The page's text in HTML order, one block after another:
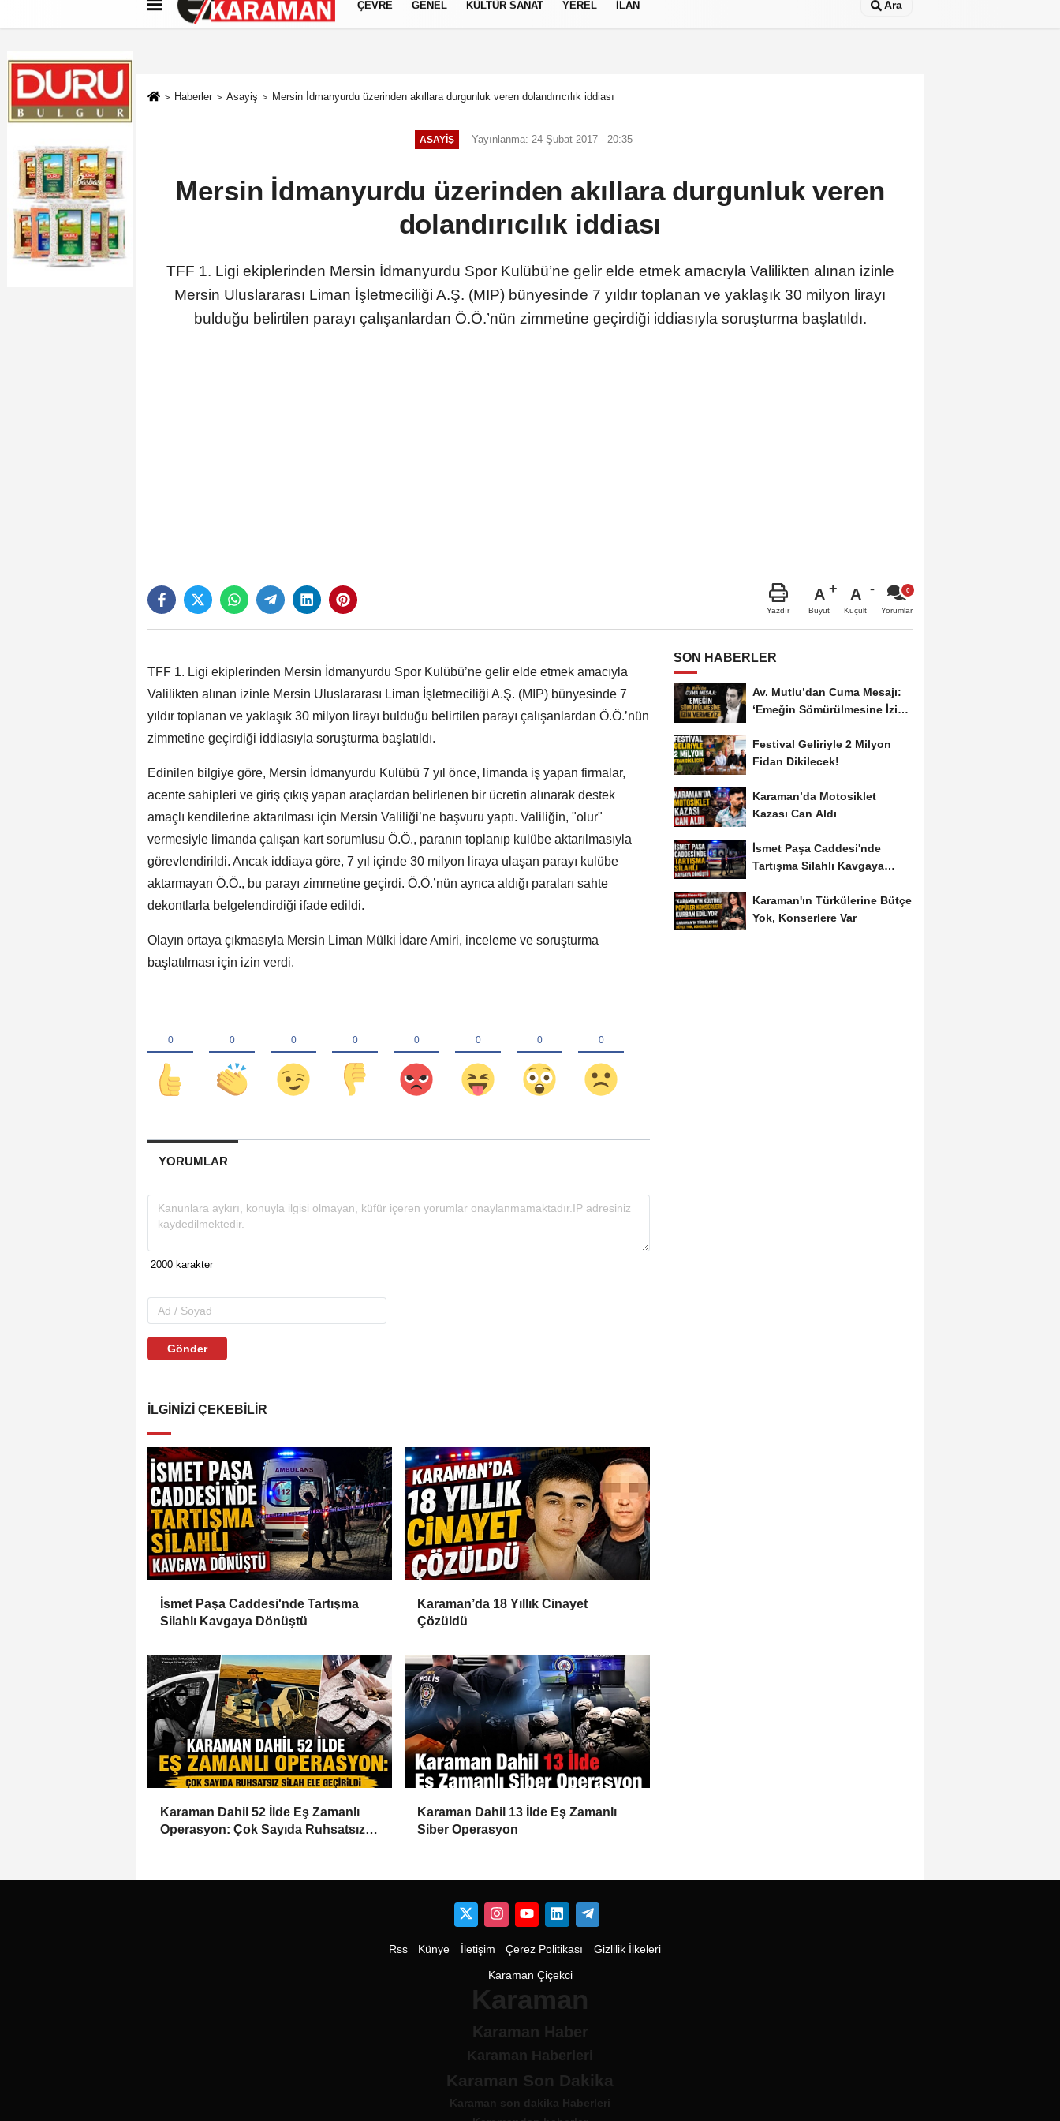
Künye İletişim Çerez Politikası Gizlilik İlkeleri
ÇEVRE GENEL KÜLTÜR SANAT YEREL İLAN Ara
Haberler Asayiş Mersin İdmanyurdu üzerinden akıllara durgunluk veren dolandırıcılık iddiası
ASAYIŞ Yayınlanma: 24 Şubat 2017 - 20:35
Mersin İdmanyurdu üzerinden akıllara durgunluk veren
dolandırıcılık iddiası
TFF 1. Ligi ekiplerinden Mersin İdmanyurdu Spor Kulübü’ne gelir elde etmek amacıyla Valilikten alınan izinle
Mersin Uluslararası Liman İşletmeciliği A.Ş. (MIP) bünyesinde 7 yıldır toplanan ve yaklaşık 30 milyon lirayı
bulduğu belirtilen parayı çalışanlardan Ö.Ö.’nün zimmetine geçirdiği iddiasıyla soruşturma başlatıldı.
Yazdır
A
Büyüt
A
Küçült Yorumlar
TFF 1. Ligi ekiplerinden Mersin İdmanyurdu Spor Kulübü’ne gelir elde etmek amacıyla
Valilikten alınan izinle Mersin Uluslararası Liman İşletmeciliği A.Ş. (MIP) bünyesinde 7
yıldır toplanan ve yaklaşık 30 milyon lirayı bulduğu belirtilen parayı çalışanlardan Ö.Ö.’nün
zimmetine geçirdiği iddiasıyla soruşturma başlatıldı.
Edinilen bilgiye göre, Mersin İdmanyurdu Kulübü 7 yıl önce, limanda iş yapan firmalar,
acente sahipleri ve giriş çıkış yapan araçlardan belirlenen bir ücretin alınarak destek
amaçlı kendilerine aktarılması için Mersin Valiliği’ne başvuru yaptı. Valiliğin, "olur"
vermesiyle limanda çalışan kart sorumlusu Ö.Ö., paranın toplanıp kulübe aktarılmasıyla
görevlendirildi. Ancak iddiaya göre, 7 yıl içinde 30 milyon liraya ulaşan parayı kulübe
aktarmayan Ö.Ö., bu parayı zimmetine geçirdi. Ö.Ö.’nün ayrıca aldığı paraları sahte
dekontlarla belgelendirdiği ifade edildi.
Olayın ortaya çıkmasıyla Mersin Liman Mülki İdare Amiri, inceleme ve soruşturma
başlatılması için izin verdi.
YORUMLAR
Gönder
İLGINIZI ÇEKEBILIR
İsmet Paşa Caddesi'nde Tartışma
Silahlı Kavgaya Dönüştü
Karaman’da 18 Yıllık Cinayet
Çözüldü
Karaman Dahil 52 İlde Eş Zamanlı
Operasyon: Çok Sayıda Ruhsatsız
Karaman Dahil 13 İlde Eş Zamanlı
Siber Operasyon
SON HABERLER
Av. Mutlu’dan Cuma Mesajı:
‘Emeğin Sömürülmesine İzin
Festival Geliriyle 2 Milyon
Fidan Dikilecek!
Karaman’da Motosiklet
Kazası Can Aldı
İsmet Paşa Caddesi'nde
Tartışma Silahlı Kavgaya
Karaman'ın Türkülerine Bütçe
Yok, Konserlere Var
Rss Künye İletişim Çerez Politikası Gizlilik İlkeleri
Karaman Çiçekci
Karaman
Karaman Haber
Karaman Haberleri
Karaman Son Dakika
Karaman son dakika Haberleri